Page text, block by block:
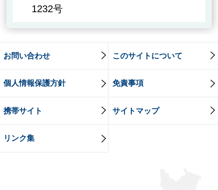
1232号
お問い合わせ このサイトについて
個人情報保護方針 免責事項
携帯サイト サイトマップ
リンク集